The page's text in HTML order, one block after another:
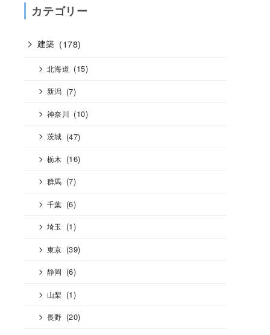
カテゴリー
建築 (178)
北海道 (15)
新潟 (7)
神奈川 (10)
茨城 (47)
栃木 (16)
群馬 (7)
千葉 (6)
埼玉 (1)
東京 (39)
静岡 (6)
山梨 (1)
長野 (20)